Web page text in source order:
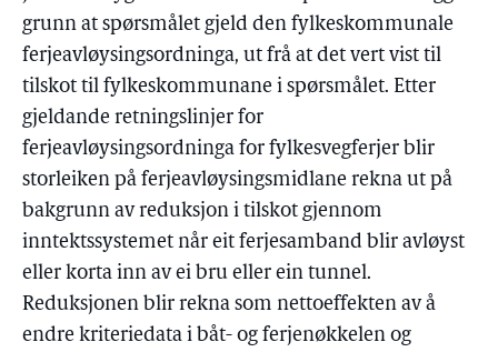
grunn at spørsmålet gjeld den fylkeskommunale
ferjeavløysingsordninga, ut frå at det vert vist til
tilskot til fylkeskommunane i spørsmålet. Etter
gjeldande retningslinjer for
ferjeavløysingsordninga for fylkesvegferjer blir
storleiken på ferjeavløysingsmidlane rekna ut på
bakgrunn av reduksjon i tilskot gjennom
inntektssystemet når eit ferjesamband blir avløyst
eller korta inn av ei bru eller ein tunnel.
Reduksjonen blir rekna som nettoeffekten av å
endre kriteriedata i båt- og ferjenøkkelen og